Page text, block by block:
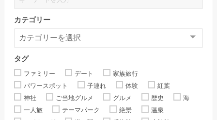
カテゴリー
タグ
ファミリー デート
家族旅行
パワースポット
子連れ 体験
紅葉
神社
ご当地グルメ グルメ 歴史
海
一人旅
テーマパーク 絶景
温泉